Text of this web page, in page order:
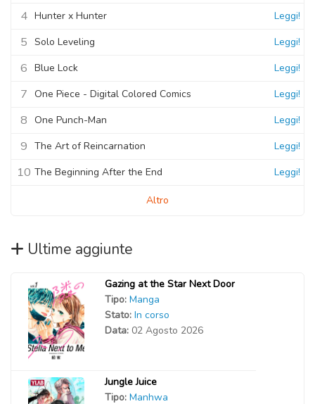
4 Hunter x Hunter Leggi!
5 Solo Leveling Leggi!
6 Blue Lock Leggi!
7 One Piece - Digital Colored Comics Leggi!
8 One Punch-Man Leggi!
9 The Art of Reincarnation Leggi!
10 The Beginning After the End Leggi!
Altro
Ultime aggiunte
Gazing at the Star Next Door
Tipo: Manga
Stato: In corso
Data: 02 Agosto 2026
Jungle Juice
Tipo: Manhwa